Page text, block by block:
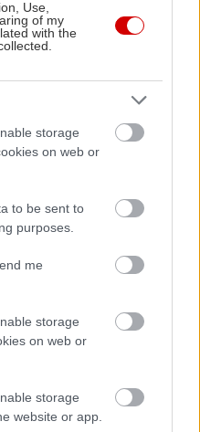
Use,
of my
with the
storage
on web or
to be sent to
purposes.
me
storage
on web or
storage
website or app.
να πίνεις και να μη
έρχεται η απόδειξη.
που είδες δώσαμε
χορτασμένοι και
το άτομο
αν επιλέξεις κρασί
έχει χαρακτήρα,
να διεκδικεί δάφνες
τραπέζι.
ας περιμένουμε λίγο.